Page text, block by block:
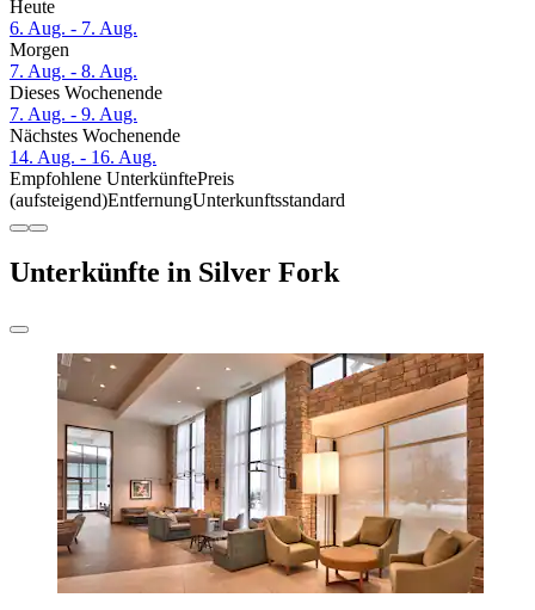
Heute
6. Aug. - 7. Aug.
Morgen
7. Aug. - 8. Aug.
Dieses Wochenende
7. Aug. - 9. Aug.
Nächstes Wochenende
14. Aug. - 16. Aug.
Empfohlene UnterkünftePreis
(aufsteigend)EntfernungUnterkunftsstandard
Unterkünfte in Silver Fork